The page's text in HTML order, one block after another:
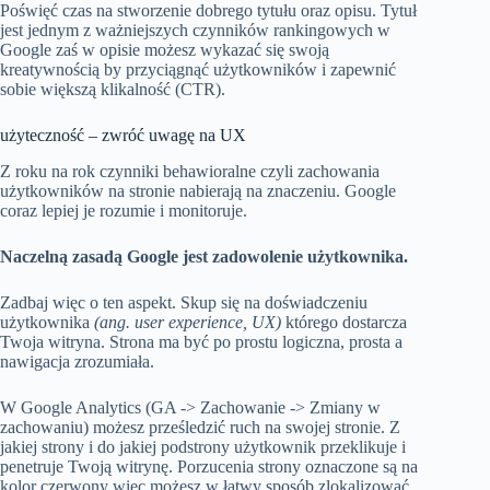
Poświęć czas na stworzenie dobrego tytułu oraz opisu. Tytuł
jest jednym z ważniejszych czynników rankingowych w
Google zaś w opisie możesz wykazać się swoją
kreatywnością by przyciągnąć użytkowników i zapewnić
sobie większą klikalność (CTR).
użyteczność – zwróć uwagę na UX
Z roku na rok czynniki behawioralne czyli zachowania
użytkowników na stronie nabierają na znaczeniu. Google
coraz lepiej je rozumie i monitoruje.
Naczelną zasadą Google jest zadowolenie użytkownika.
Zadbaj więc o ten aspekt. Skup się na doświadczeniu
użytkownika (ang. user experience, UX) którego dostarcza
Twoja witryna. Strona ma być po prostu logiczna, prosta a
nawigacja zrozumiała.
W Google Analytics (GA -> Zachowanie -> Zmiany w
zachowaniu) możesz prześledzić ruch na swojej stronie. Z
jakiej strony i do jakiej podstrony użytkownik przeklikuje i
penetruje Twoją witrynę. Porzucenia strony oznaczone są na
kolor czerwony więc możesz w łatwy sposób zlokalizować